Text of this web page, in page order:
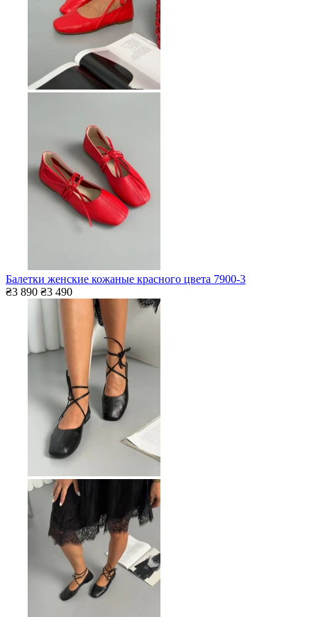
Балетки женские кожаные красного цвета 7900-3
₴3 890 ₴3 490